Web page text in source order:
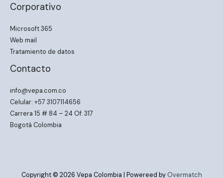
Corporativo
Microsoft 365
Web mail
Tratamiento de datos
Contacto
info@vepa.com.co
Celular: +57 3107114656
Carrera 15 # 84 – 24 Of. 317
Bogotá Colombia
Copyright © 2026 Vepa Colombia | Powereed by Overmatch